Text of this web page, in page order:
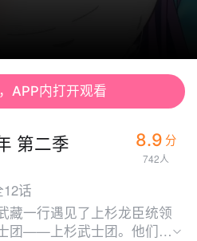
APP内打开观看
第二季 8.9 分
742人
话
藏一行遇见了上杉龙臣统领
团——上杉武士团。他们的